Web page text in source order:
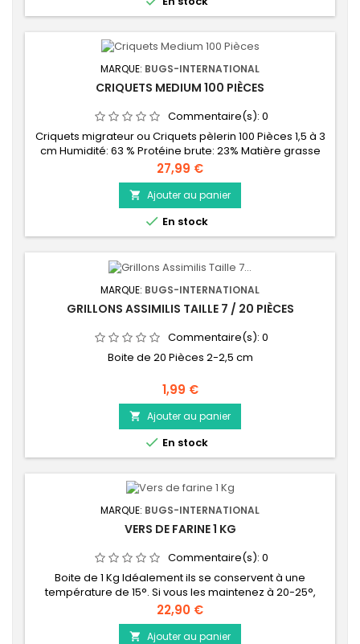
MARQUE: BUGS-INTERNATIONAL
CRIQUETS MEDIUM 100 PIÈCES
Commentaire(s): 0
Criquets migrateur ou Criquets pèlerin 100 Pièces 1,5 à 3
cm Humidité: 63 % Protéine brute: 23% Matière grasse
brute: 8% Cendre brute: 1%
Prix
27,99 €
 Ajouter au panier
 En stock
MARQUE: BUGS-INTERNATIONAL
GRILLONS ASSIMILIS TAILLE 7 / 20 PIÈCES
Commentaire(s): 0
Boite de 20 Pièces 2-2,5 cm
Prix
1,99 €
 Ajouter au panier
 En stock
MARQUE: BUGS-INTERNATIONAL
VERS DE FARINE 1 KG
Commentaire(s): 0
Boite de 1 Kg Idéalement ils se conservent à une
température de 15°. Si vous les maintenez à 20-25°,
vous devrez bien les nourrir avec du son, et des
végétaux. Voir le « Grillon Mix » en vente sur le site idéal
pour l'élevage des vers de farine.
Prix
22,90 €
 Ajouter au panier